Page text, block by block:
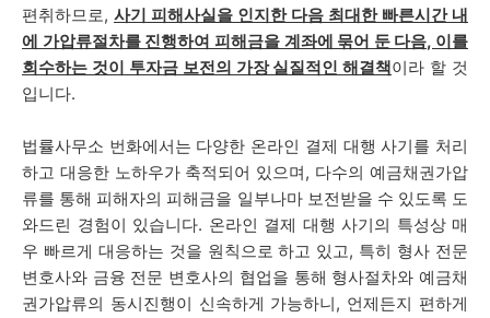
편취하므로, 사기 피해사실을 인지한 다음 최대한 빠른시간 내
에 가압류절차를 진행하여 피해금을 계좌에 묶어 둔 다음, 이를
회수하는 것이 투자금 보전의 가장 실질적인 해결책이라 할 것
입니다.
법률사무소 번화에서는 다양한 온라인 결제 대행 사기를 처리
하고 대응한 노하우가 축적되어 있으며, 다수의 예금채권가압
류를 통해 피해자의 피해금을 일부나마 보전받을 수 있도록 도
와드린 경험이 있습니다. 온라인 결제 대행 사기의 특성상 매
우 빠르게 대응하는 것을 원칙으로 하고 있고, 특히 형사 전문
변호사와 금융 전문 변호사의 협업을 통해 형사절차와 예금채
권가압류의 동시진행이 신속하게 가능하니, 언제든지 편하게